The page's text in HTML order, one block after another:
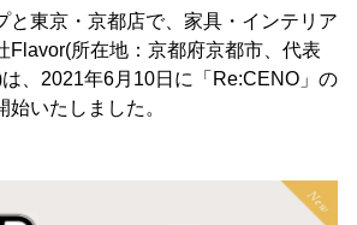
と東京・京都店で、家具・インテリア
Flavor(所在地：京都府京都市、代表
、2021年6月10日に「Re:CENO」の
いたしました。